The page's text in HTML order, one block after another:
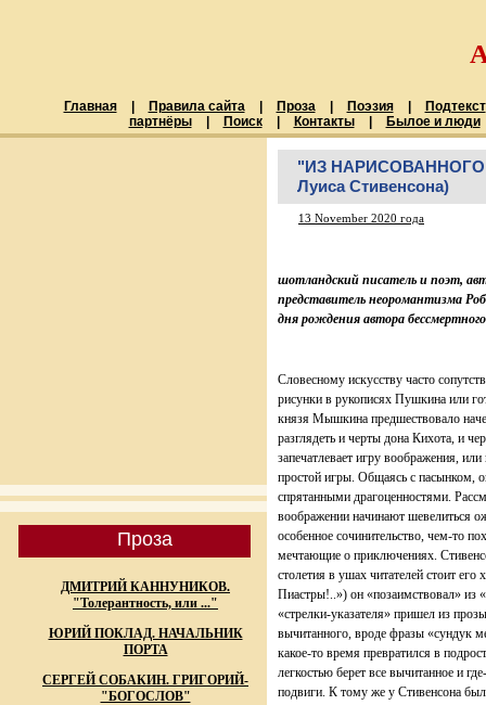
Главная Правила сайта Проза Поэзия
Подтекст
партнёры
Поиск Контакты Былое и люди
Проза
ДМИТРИЙ КАННУНИКОВ.
"Толерантность, или ..."
ЮРИЙ ПОКЛАД. НАЧАЛЬНИК
ПОРТА
СЕРГЕЙ СОБАКИН. ГРИГОРИЙ-
"БОГОСЛОВ"
"ИЗ НАРИСОВАННОГО
Луиса Стивенсона)
13 November 2020 года
шотландский писатель и поэт,
представитель неоромантизма
дня рождения автора
Словесному искусству часто
рисунки в рукописях Пушкина или
князя Мышкина предшествовало
разглядеть и черты дона Кихота, и
запечатлевает игру воображения,
простой игры. Общаясь с пасынком,
спрятанными драгоценностями.
воображении начинают шевелиться
особенное сочинительство, чем-то
мечтающие о приключениях.
столетия в ушах читателей стоит
Пиастры!..») он «позаимствовал» из
«стрелки-указателя» пришел из
вычитанного, вроде фразы «сундук
какое-то время превратился в
легкостью берет все вычитанное и
подвиги. К тому же у Стивенсона